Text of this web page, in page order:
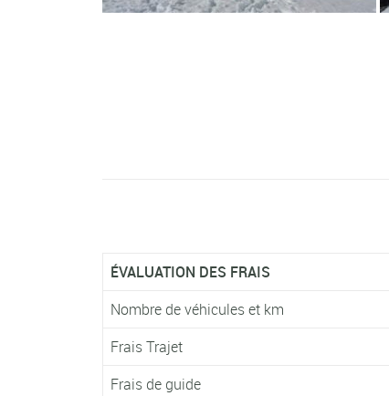
ÉVALUATION DES FRAIS
Nombre de véhicules et km
Frais Trajet
Frais de guide